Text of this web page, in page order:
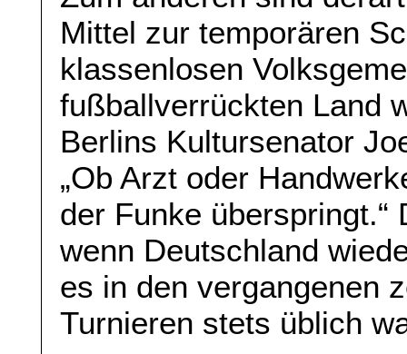
Mittel zur temporären
klassenlosen
fußballverrückten Land
Berlins Kultursenator
„Ob Arzt oder
der Funke
wenn Deutschland
es in den vergangenen
Turnieren stets üblich